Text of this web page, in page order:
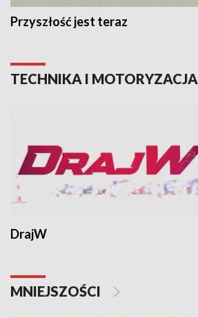
Przyszłość jest teraz
TECHNIKA I MOTORYZACJA
DrajW
MNIEJSZOŚCI